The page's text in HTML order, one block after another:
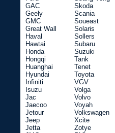
GAC
Geely
GMC
Great Wall
Haval
Hawtai
Honda
Hongqi
Huanghai
Hyundai
Infiniti
Isuzu
Jac
Jaecoo
Jetour
Jeep
Jetta
Skoda
Scania
Soueast
Solaris
Sollers
Subaru
Suzuki
Tank
Tenet
Toyota
VGV
Volga
Volvo
Voyah
Volkswagen
Xcite
Zotye